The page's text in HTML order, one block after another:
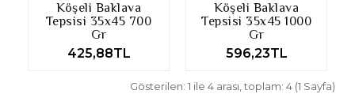
Köşeli Baklava
Tepsisi 35x45 700
Gr
425,88TL
Köşeli Baklava
Tepsisi 35x45 1000
Gr
596,23TL
Gösterilen: 1 ile 4 arası, toplam: 4 (1 Sayfa)